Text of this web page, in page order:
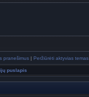
pranešimus | Peržiūrėti aktyvias temas
puslapis